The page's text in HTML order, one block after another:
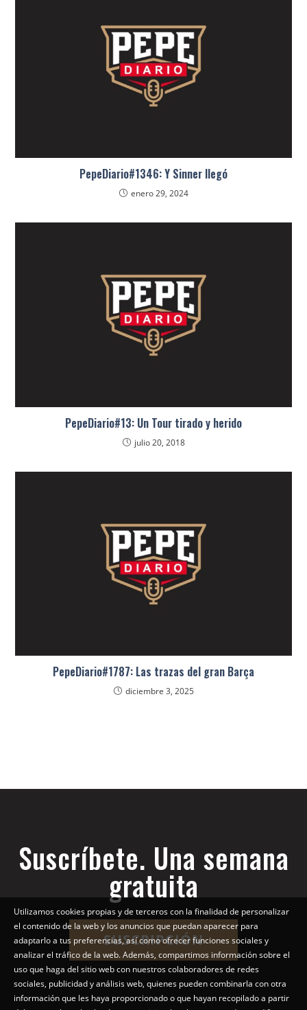
PepeDiario#1346: Y Sinner llegó
enero 29, 2024
PepeDiario#13: Un Tour tirado y herido
julio 20, 2018
PepeDiario#1787: Las trazas del gran Barça
diciembre 3, 2025
Suscríbete. Una semana
gratuita
SUSCRIPCIÓN
Utilizamos cookies propias y de terceros con la finalidad de personalizar
el contenido de la web y los anuncios que puedan aparecer para
adaptarlo a tus preferencias, así como ofrecer funciones sociales y
analizar el tráfico de la web. Además, compartimos información sobre el
uso que haga del sitio web con nuestros colaboradores de redes
sociales, publicidad y análisis web, quienes pueden combinarla con otra
información que les haya proporcionado o que hayan recopilado a partir